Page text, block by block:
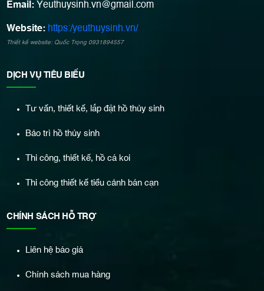
Email: Yeuthuysinh.vn@gmail.com
Website: https:/yeuthuysinh.vn/
Thiết kế website: Quốc Trọng 0931894557
DỊCH VỤ TIÊU BIỂU
Tư vấn, thiết kế, lắp đặt hồ thủy sinh
Bảo trì hồ thủy sinh
Thi công, thiết kế, hồ cá koi
Thi công thiết kế tiểu cảnh bán cạn
CHÍNH SÁCH HỖ TRỢ
Liên hệ báo giá
Chính sách mua hàng